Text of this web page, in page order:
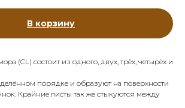
В корзину
(CL) состоит из одного, двух, трёх, четырёх и
порядке и образуют на поверхности
Крайние листы так же стыкуются между